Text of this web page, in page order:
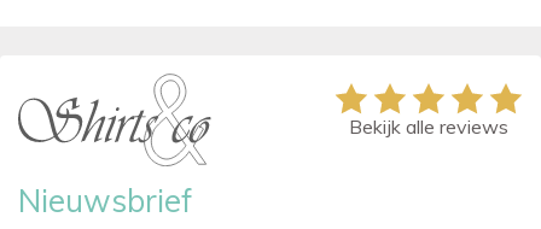
Nieuwsbrief
Bekijk alle reviews